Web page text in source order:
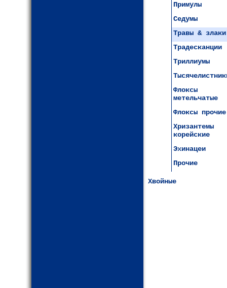
Примулы
Седумы
Травы & злаки
Традесканции
Триллиумы
Флоксы
метельчатые
Флоксы прочие
Хризантемы
корейские
Эхинацеи
Прочие
Хвойные